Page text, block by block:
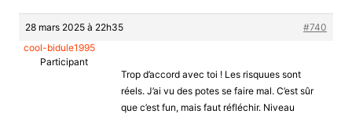
28 mars 2025 à 22h35
#740
cool-bidule1995
Participant
Trop d’accord avec toi ! Les risquues sont
réels. J’ai vu des potes se faire mal. C’est sûr
que c’est fun, mais faut réfléchir. Niveau